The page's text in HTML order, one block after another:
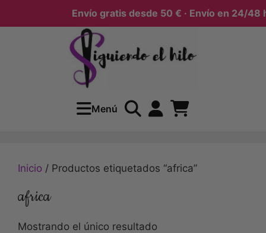
Envío gratis desde 50 € · Envío en 24/48 h
Menú
Inicio / Productos etiquetados “africa”
africa
Mostrando el único resultado